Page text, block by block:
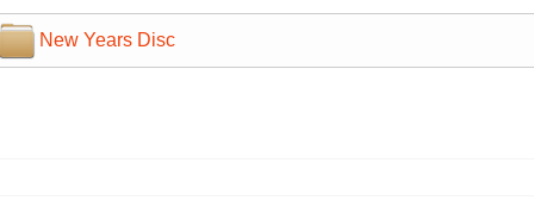
New Years Disc